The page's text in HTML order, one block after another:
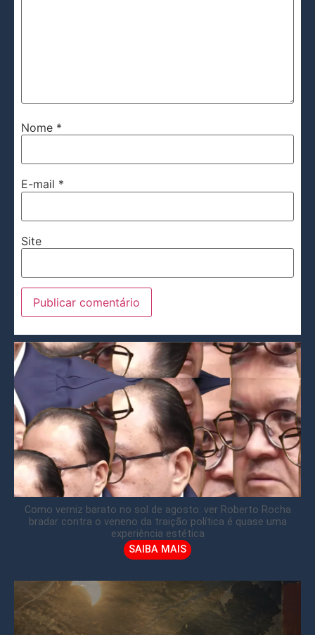
Nome *
E-mail *
Site
Como verniz barato no sol de agosto: ver Roberto Rocha
bradar contra o veneno da traição política é quase uma
experiência estética
SAIBA MAIS